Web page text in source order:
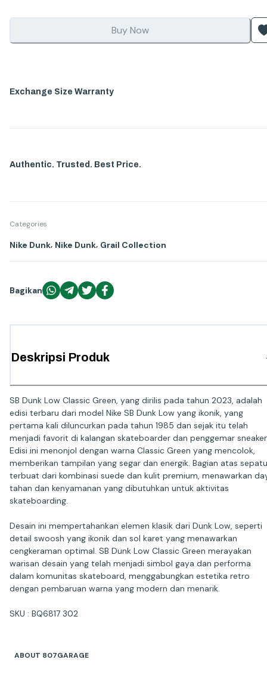
Buy Now
Exchange Size Warranty
Authentic. Trusted. Best Price.
Categories
Nike Dunk, Nike Dunk, Grail Collection
Bagikan
Deskripsi Produk
SB Dunk Low Classic Green, yang dirilis pada tahun 2023, adalah
edisi terbaru dari model Nike SB Dunk Low yang ikonik, yang
pertama kali diluncurkan pada tahun 1985 dan sejak itu telah
menjadi favorit di kalangan skateboarder dan penggemar
Edisi ini menonjol dengan warna Classic Green yang mencolok,
memberikan tampilan yang segar dan energik. Bagian atas sepatu
terbuat dari kombinasi suede dan kulit premium, menawarkan
tahan dan kenyamanan yang dibutuhkan untuk aktivitas
skateboarding.
Desain ini mempertahankan elemen klasik dari Dunk Low, seperti
detail swoosh yang ikonik dan sol karet yang menawarkan
cengkeraman optimal. SB Dunk Low Classic Green merayakan
warisan desain yang telah menjadi simbol gaya dan performa
dalam komunitas skateboard, menggabungkan estetika retro
dengan pembaruan warna yang modern dan menarik.
SKU : BQ6817 302
ABOUT 807GARAGE